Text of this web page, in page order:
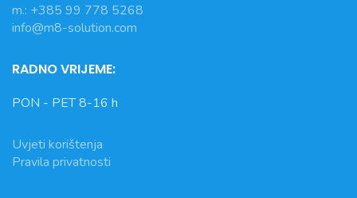
m.: +385 99 778 5268
info@m8-solution.com
RADNO VRIJEME:
PON - PET 8-16 h
Uvjeti korištenja
Pravila privatnosti